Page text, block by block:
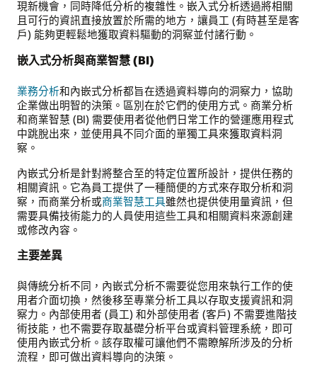
現新機會，同時降低分析的複雜性。嵌入式分析透過將相關
且可行的資訊直接放置於所需的地方，讓員工 (有時甚至是客
戶) 能夠更輕鬆地獲取資料驅動的洞察並付諸行動。
嵌入式分析與商業智慧 (BI)
業務分析和內嵌式分析都旨在透過資料導向的洞察力，協助
企業做出明智的決策。區別在於它們的使用方式。商業分析
和商業智慧 (BI) 需要使用者從他們日常工作的營運應用程式
中跳脫出來，並使用具不同介面的單獨工具來獲取資料洞
察。
內嵌式分析是針對將整合至的特定位置所設計，提供任務的
相關資訊。它為員工提供了一種簡便的方式來存取分析和洞
察，而商業分析或商業智慧工具雖然也提供使用量資訊，但
需要具備技術能力的人員使用這些工具和相關資料來源創建
或修改內容。
主要差異
與傳統分析不同，內嵌式分析不需要從您用來執行工作的使
用者介面切換，然後移至專業分析工具以存取支援資訊和洞
察力。內部使用者 (員工) 和外部使用者 (客戶) 不需要進階技
術技能，也不需要存取基礎分析平台或資料管理系統，即可
使用內嵌式分析。該存取權可讓他們不需瞭解所涉及的分析
流程，即可做出資料導向的決策。